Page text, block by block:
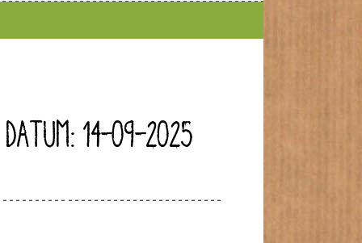
DATUM: 14-09-2025